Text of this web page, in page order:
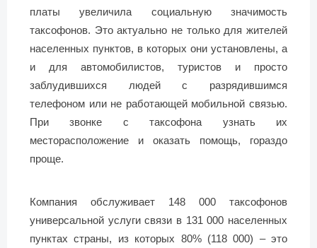
платы увеличила социальную значимость
таксофонов. Это актуально не только для жителей
населенных пунктов, в которых они установлены, а
и для автомобилистов, туристов и просто
заблудившихся людей с разрядившимся
телефоном или не работающей мобильной связью.
При звонке с таксофона узнать их
месторасположение и оказать помощь, гораздо
проще.
Компания обслуживает 148 000 таксофонов
универсальной услуги связи в 131 000 населенных
пунктах страны, из которых 80% (118 000) – это